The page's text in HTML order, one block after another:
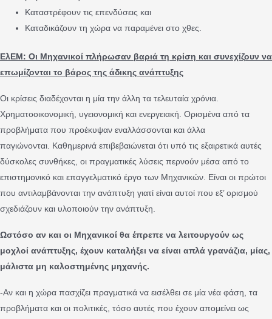
Καταστρέφουν τις επενδύσεις και
Καταδικάζουν τη χώρα να παραμένει στο χθες.
ΕλΕΜ: Οι Μηχανικοί πλήρωσαν βαριά τη κρίση και συνεχίζουν να
επωμίζονται το βάρος της άδικης ανάπτυξης
Οι κρίσεις διαδέχονται η μία την άλλη τα τελευταία χρόνια.
Χρηματοοικονομική, υγειονομική και ενεργειακή. Ορισμένα από τα
προβλήματα που προέκυψαν εναλλάσσονται και άλλα
παγιώνονται. Καθημερινά επιβεβαιώνεται ότι υπό τις εξαιρετικά αυτές
δύσκολες συνθήκες, οι πραγματικές λύσεις περνούν μέσα από το
επιστημονικό και επαγγελματικό έργο των Μηχανικών. Είναι οι πρώτοι
που αντιλαμβάνονται την ανάπτυξη γιατί είναι αυτοί που εξ’ ορισμού
σχεδιάζουν και υλοποιούν την ανάπτυξη.
Ωστόσο αν και οι Μηχανικοί θα έπρεπε να λειτουργούν ως
μοχλοί ανάπτυξης, έχουν καταλήξει να είναι απλά γρανάζια, μίας,
μάλιστα μη καλοστημένης μηχανής.
-Αν και η χώρα πασχίζει πραγματικά να εισέλθει σε μία νέα φάση, τα
προβλήματα και οι πολιτικές, τόσο αυτές που έχουν απομείνει ως